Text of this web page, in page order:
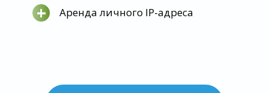
+ Аренда личного IP-адреса